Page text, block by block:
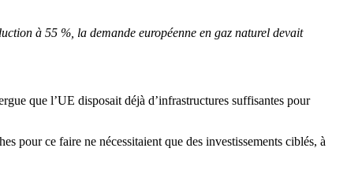
à 55 %, la demande européenne en gaz naturel devait
que l’UE disposait déjà d’infrastructures suffisantes pour
pour ce faire ne nécessitaient que des investissements ciblés, à